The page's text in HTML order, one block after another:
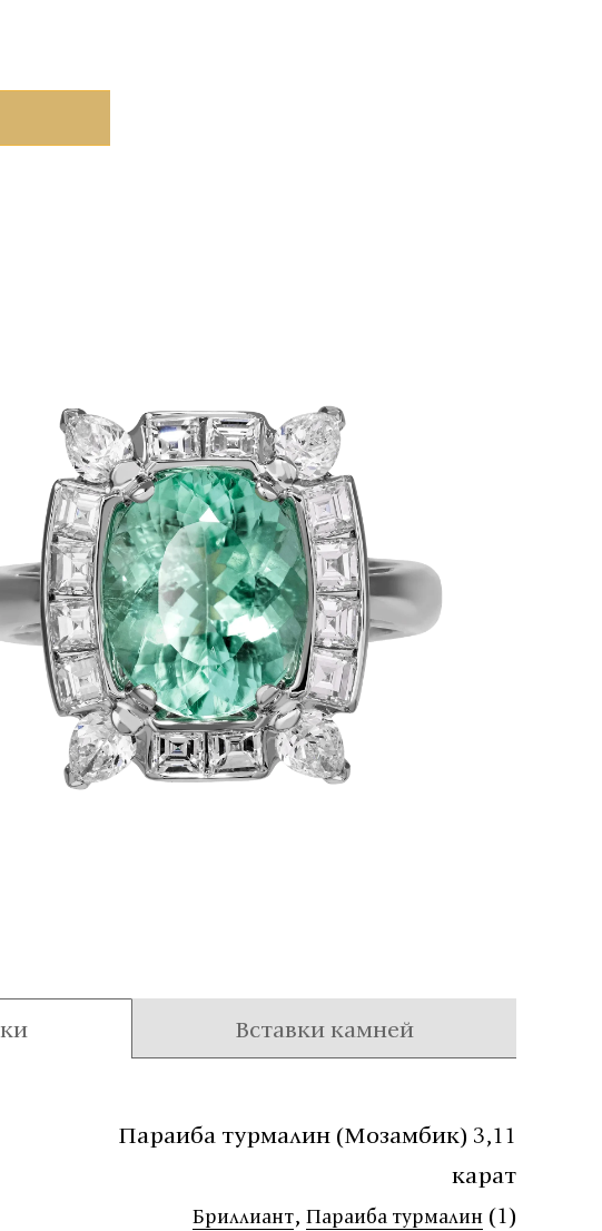
Вставки камней
Параиба турмалин (Мозамбик) 3,11
карат
Бриллиант, Параиба турмалин (1)